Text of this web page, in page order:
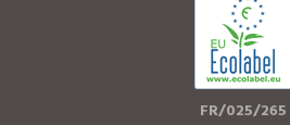
FR/025/265